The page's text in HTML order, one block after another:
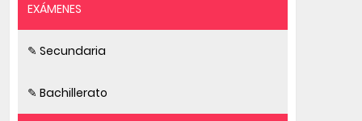
EXÁMENES
✎ Secundaria
✎ Bachillerato